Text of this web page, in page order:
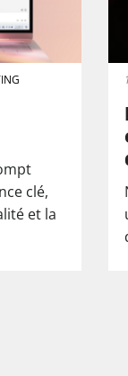
clé,
et la